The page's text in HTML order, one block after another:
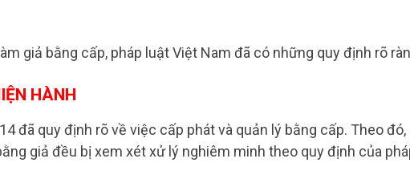
giả bằng cấp, pháp luật Việt Nam đã có những quy định rõ
HÀNH
đã quy định rõ về việc cấp phát và quản lý bằng cấp. Theo đó,
giả đều bị xem xét xử lý nghiêm minh theo quy định của